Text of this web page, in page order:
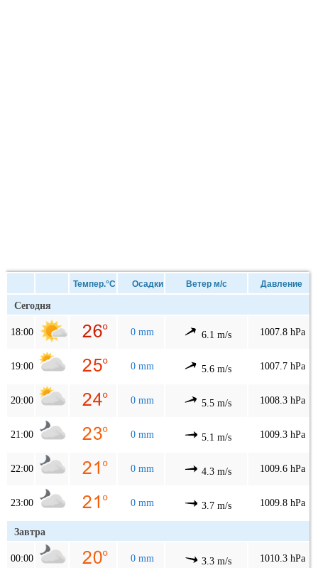
Темпер.°C Осадки Ветер м/с Давление
Сегодня
18:00 0 mm 6.1 m/s 1007.8 hPa
19:00 0 mm 5.6 m/s 1007.7 hPa
20:00 0 mm 5.5 m/s 1008.3 hPa
21:00 0 mm 5.1 m/s 1009.3 hPa
22:00 0 mm 4.3 m/s 1009.6 hPa
23:00 0 mm 3.7 m/s 1009.8 hPa
Завтра
00:00 0 mm 3.3 m/s 1010.3 hPa